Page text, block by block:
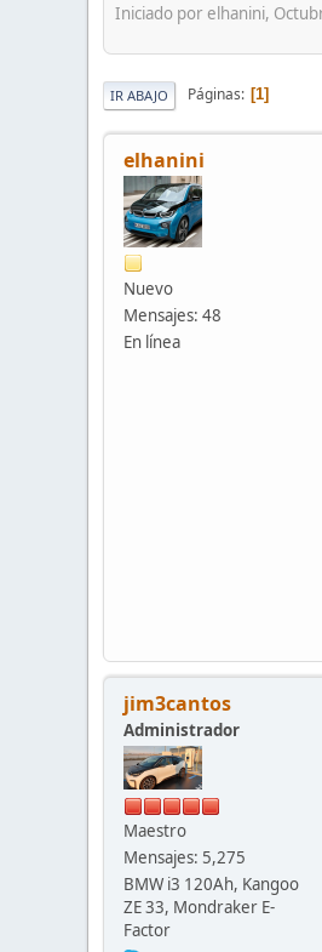
Iniciado por elhanini,
IR ABAJO Páginas 1
elhanini
Nuevo
Mensajes: 48
En línea
jim3cantos
Administrador
Maestro
Mensajes: 5,275
BMW i3 120Ah, Kangoo
ZE 33, Mondraker E-
Factor